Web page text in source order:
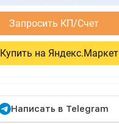
Запросить КП/Счет
Купить на Яндекс.Маркет
Написать в Telegram